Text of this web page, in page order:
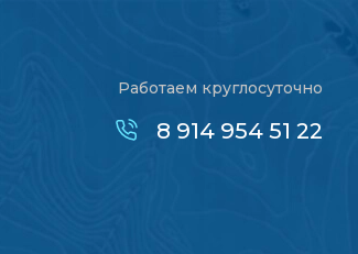
Работаем круглосуточно
8 914 954 51 22